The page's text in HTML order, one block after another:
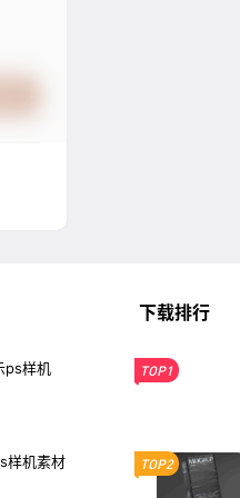
ps样机
样机素材
下载排行
TOP1
TOP2